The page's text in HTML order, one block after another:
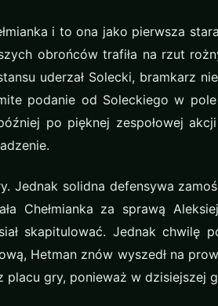
i to ona jako pierwsza
obrońców trafiła na rzut
uderzał Solecki, bramkarz
podanie od Soleckiego w
po pięknej zespołowej
Jednak solidna defensywa
Chełmianka za sprawą
skapitulować. Jednak
Hetman znów wyszedł na
gry, ponieważ w dzisiejszej